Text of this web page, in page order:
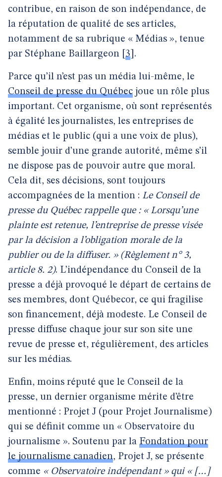
contribue, en raison de son indépendance, de
la réputation de qualité de ses articles,
notamment de sa rubrique « Médias », tenue
par Stéphane Baillargeon 3 .
Parce qu’il n’est pas un média lui-même, le
Conseil de presse du Québec joue un rôle plus
important. Cet organisme, où sont représentés
à égalité les journalistes, les entreprises de
médias et le public (qui a une voix de plus),
semble jouir d’une grande autorité, même s’il
ne dispose pas de pouvoir autre que moral.
Cela dit, ses décisions, sont toujours
accompagnées de la mention : Le Conseil de
presse du Québec rappelle que : « Lorsqu’une
plainte est retenue, l’entreprise de presse visée
par la décision a l’obligation morale de la
publier ou de la diffuser. » (Règlement n° 3,
article 8. 2). L’indépendance du Conseil de la
presse a déjà provoqué le départ de certains de
ses membres, dont Québecor, ce qui fragilise
son financement, déjà modeste. Le Conseil de
presse diffuse chaque jour sur son site une
revue de presse et, régulièrement, des articles
sur les médias.
Enfin, moins réputé que le Conseil de la
presse, un dernier organisme mérite d’être
mentionné : Projet J (pour Projet Journalisme)
qui se définit comme un « Observatoire du
journalisme ». Soutenu par la Fondation pour
le journalisme canadien, Projet J, se présente
comme « Observatoire indépendant » qui « […]